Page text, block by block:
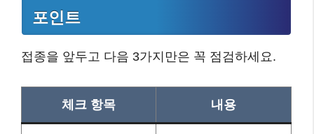
포인트
접종을 앞두고 다음 3가지만은 꼭 점검하세요.
체크 항목 내용